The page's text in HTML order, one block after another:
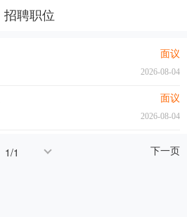
招聘职位
面议
2026-08-04
面议
2026-08-04
下一页